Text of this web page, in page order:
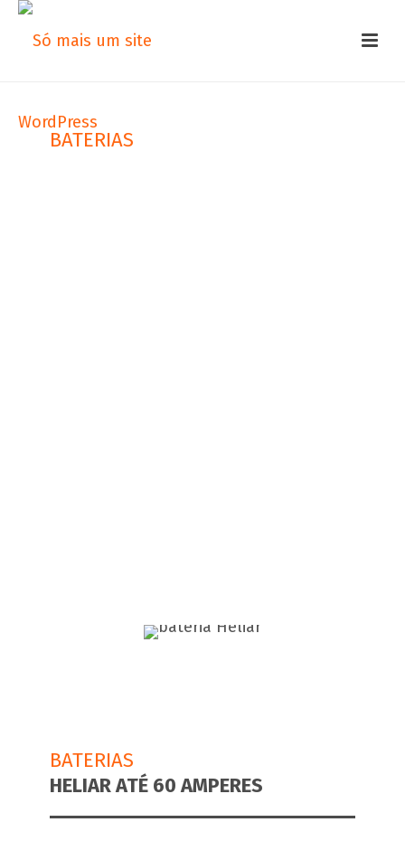
BATERIAS
BATERIAS
HELIAR ATÉ 60 AMPERES